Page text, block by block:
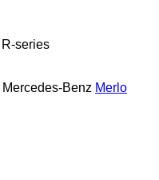
R-series
Mercedes-Benz Merlo